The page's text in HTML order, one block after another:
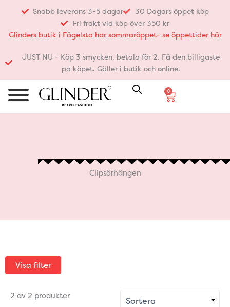
innehåll
Snabb leverans 3-5 dagar
30 Dagars öppet köp
Fri frakt vid köp över 350 kr
Glinders butik i Fågelsta har sommaröppet- se öppettider här
JUST NU - Köp 3 smycken, betala för 2. Få den billigaste
på köpet. Gäller i butik och online.
0
Varukorg
Clipsörhängen
Visa filter
2 av 2 produkter